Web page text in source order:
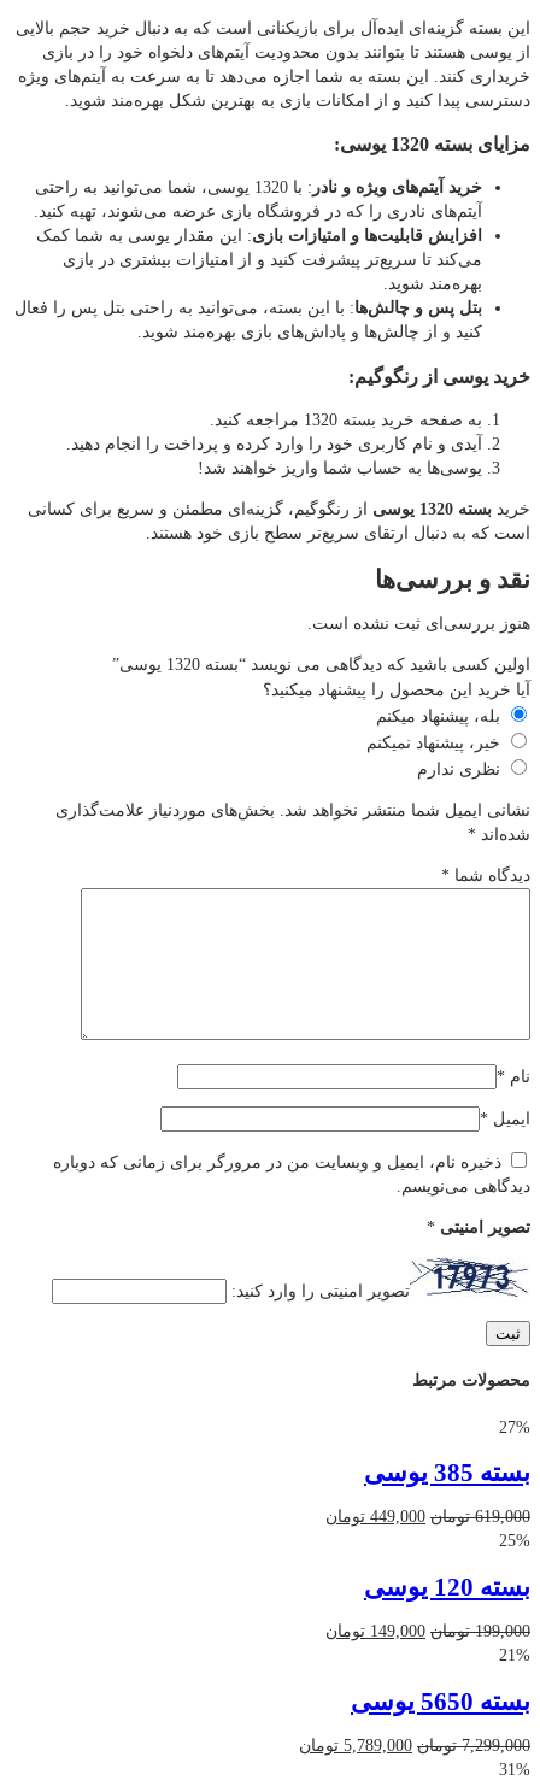
این بسته گزینه‌ای ایده‌آل برای بازیکنانی است که به دنبال خرید حجم بالایی
از یوسی هستند تا بتوانند بدون محدودیت آیتم‌های دلخواه خود را در بازی
خریداری کنند. این بسته به شما اجازه می‌دهد تا به سرعت به آیتم‌های ویژه
دسترسی پیدا کنید و از امکانات بازی به بهترین شکل بهره‌مند شوید.
مزایای بسته 1320 یوسی:
خرید آیتم‌های ویژه و نادر
: با 1320 یوسی، شما می‌توانید به راحتی
آیتم‌های نادری را که در فروشگاه بازی عرضه می‌شوند، تهیه کنید.
افزایش قابلیت‌ها و امتیازات بازی: این مقدار یوسی به شما کمک
می‌کند تا سریع‌تر پیشرفت کنید و از امتیازات بیشتری در بازی
بهره‌مند شوید.
بتل پس و چالش‌ها: با این بسته، می‌توانید به راحتی بتل پس را فعال
کنید و از چالش‌ها و پاداش‌های بازی بهره‌مند شوید.
خرید یوسی از رنگوگیم:
به صفحه خرید بسته 1320 مراجعه کنید.
آیدی و نام کاربری خود را وارد کرده و پرداخت را انجام دهید.
یوسی‌ها به حساب شما واریز خواهند شد!
خرید بسته 1320 یوسی
از رنگوگیم، گزینه‌ای مطمئن و سریع برای کسانی
است که به دنبال ارتقای سریع‌تر سطح بازی خود هستند.
نقد و بررسی‌ها
هنوز بررسی‌ای ثبت نشده است.
اولین کسی باشید که دیدگاهی می نویسد “بسته 1320 یوسی”
آیا خرید این محصول را پیشنهاد میکنید؟
بله، پیشنهاد میکنم
خیر، پیشنهاد نمیکنم
نظری ندارم
نشانی ایمیل شما منتشر نخواهد شد. بخش‌های موردنیاز علامت‌گذاری
شده‌اند *
دیدگاه شما *
نام *
ایمیل *
ذخیره نام، ایمیل و وبسایت من در مرورگر برای زمانی که دوباره
دیدگاهی می‌نویسم.
تصویر امنیتی *
تصویر امنیتی را وارد کنید:
محصولات مرتبط
27%
بسته 385 یوسی
619,000 تومان قیمت
بود.
449,000 تومان
25%
بسته 120 یوسی
199,000 تومان قیمت
بود.
149,000 تومان
21%
بسته 5650 یوسی
7,299,000 تومان قیمت
5,789,000 تومان
31%